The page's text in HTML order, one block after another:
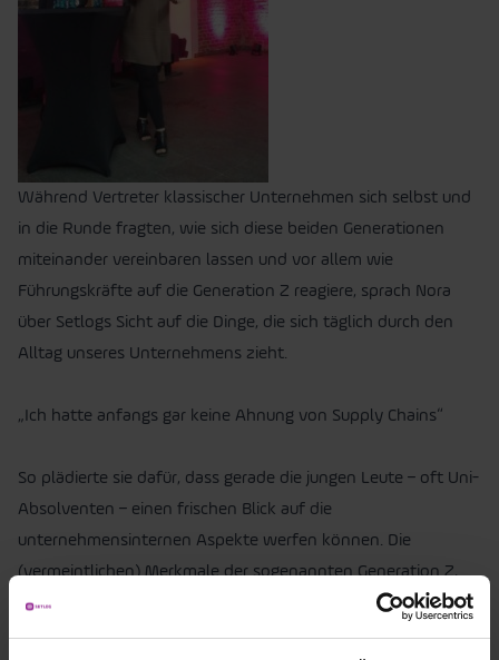
Während Vertreter klassischer Unternehmen sich selbst und
in die Runde fragten, wie sich diese beiden Generationen
miteinander vereinbaren lassen und vor allem wie
Führungskräfte auf die Generation Z reagiere, sprach Nora
über Setlogs Sicht auf die Dinge, die sich täglich durch den
Alltag unseres Unternehmens zieht.
„Ich hatte anfangs gar keine Ahnung von Supply Chains“
So plädierte sie dafür, dass gerade die jungen Leute – oft Uni-
Absolventen – einen frischen Blick auf die
unternehmensinternen Aspekte werfen können. Die
(vermeintlichen) Merkmale der sogenannten Generation Z,
dass diese Feedback einfordern, Dinge verändern und sich
vor allem dafür aktiv einbringen wollen, sind ein essentieller